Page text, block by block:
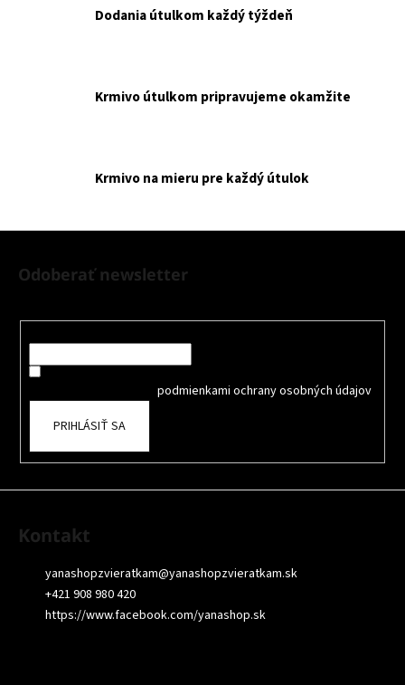
i
v
ý
p
s
Dodania útulkom každý týždeň
Krmivo útulkom pripravujeme okamžite
Krmivo na mieru pre každý útulok
Odoberať newsletter
podmienkami ochrany osobných údajov
PRIHLÁSIŤ SA
Kontakt
yanashopzvieratkam@yanashopzvieratkam.sk
+421 908 980 420
https://www.facebook.com/yanashop.sk